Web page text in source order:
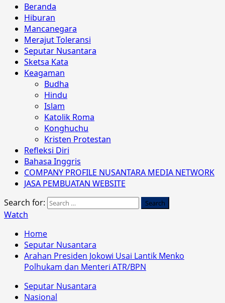
Beranda
Hiburan
Mancanegara
Merajut Toleransi
Seputar Nusantara
Sketsa Kata
Keagaman
Budha
Hindu
Islam
Katolik Roma
Konghuchu
Kristen Protestan
Refleksi Diri
Bahasa Inggris
COMPANY PROFILE NUSANTARA MEDIA NETWORK
JASA PEMBUATAN WEBSITE
Search for:
Watch
Home
Seputar Nusantara
Arahan Presiden Jokowi Usai Lantik Menko
Polhukam dan Menteri ATR/BPN
Seputar Nusantara
Nasional